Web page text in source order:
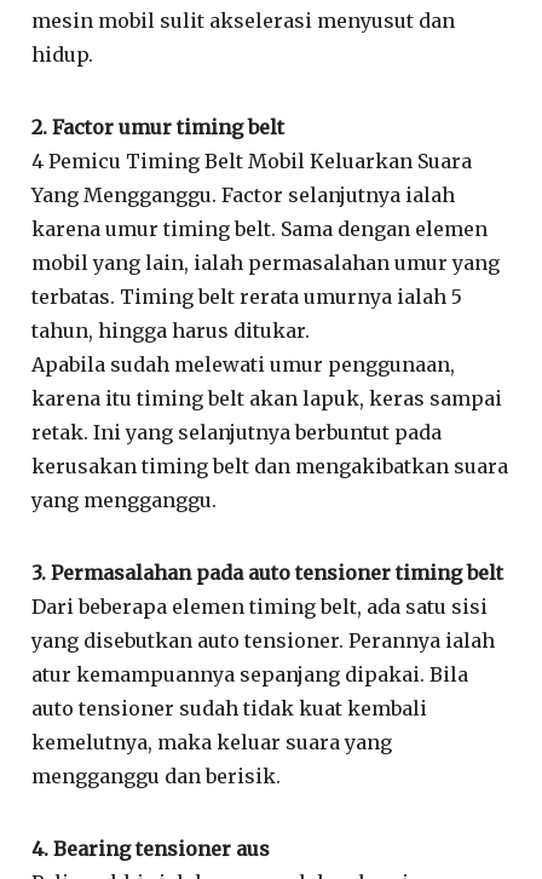
mesin mobil sulit akselerasi menyusut dan
hidup.
2. Factor umur timing belt
4 Pemicu Timing Belt Mobil Keluarkan Suara
Yang Mengganggu. Factor selanjutnya ialah
karena umur timing belt. Sama dengan elemen
mobil yang lain, ialah permasalahan umur yang
terbatas. Timing belt rerata umurnya ialah 5
tahun, hingga harus ditukar.
Apabila sudah melewati umur penggunaan,
karena itu timing belt akan lapuk, keras sampai
retak. Ini yang selanjutnya berbuntut pada
kerusakan timing belt dan mengakibatkan suara
yang mengganggu.
3. Permasalahan pada auto tensioner timing belt
Dari beberapa elemen timing belt, ada satu sisi
yang disebutkan auto tensioner. Perannya ialah
atur kemampuannya sepanjang dipakai. Bila
auto tensioner sudah tidak kuat kembali
kemelutnya, maka keluar suara yang
mengganggu dan berisik.
4. Bearing tensioner aus